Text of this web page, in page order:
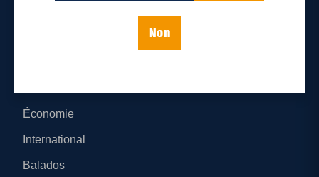
Non
Économie
International
Balados